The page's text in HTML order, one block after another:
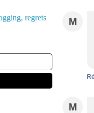
regrets
M
M